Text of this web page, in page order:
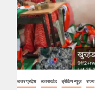
उत्तर प्रदेश उत्तराखंड ब्रेकिंग न्यूज़ राज्य